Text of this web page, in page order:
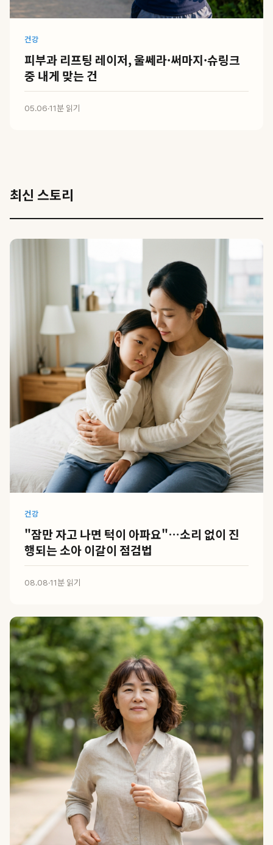
건강
피부과 리프팅 레이저, 울쎄라·써마지·슈링크
중 내게 맞는 건
05.06·11분 읽기
최신 스토리
건강
"잠만 자고 나면 턱이 아파요"…소리 없이 진
행되는 소아 이갈이 점검법
08.08·11분 읽기